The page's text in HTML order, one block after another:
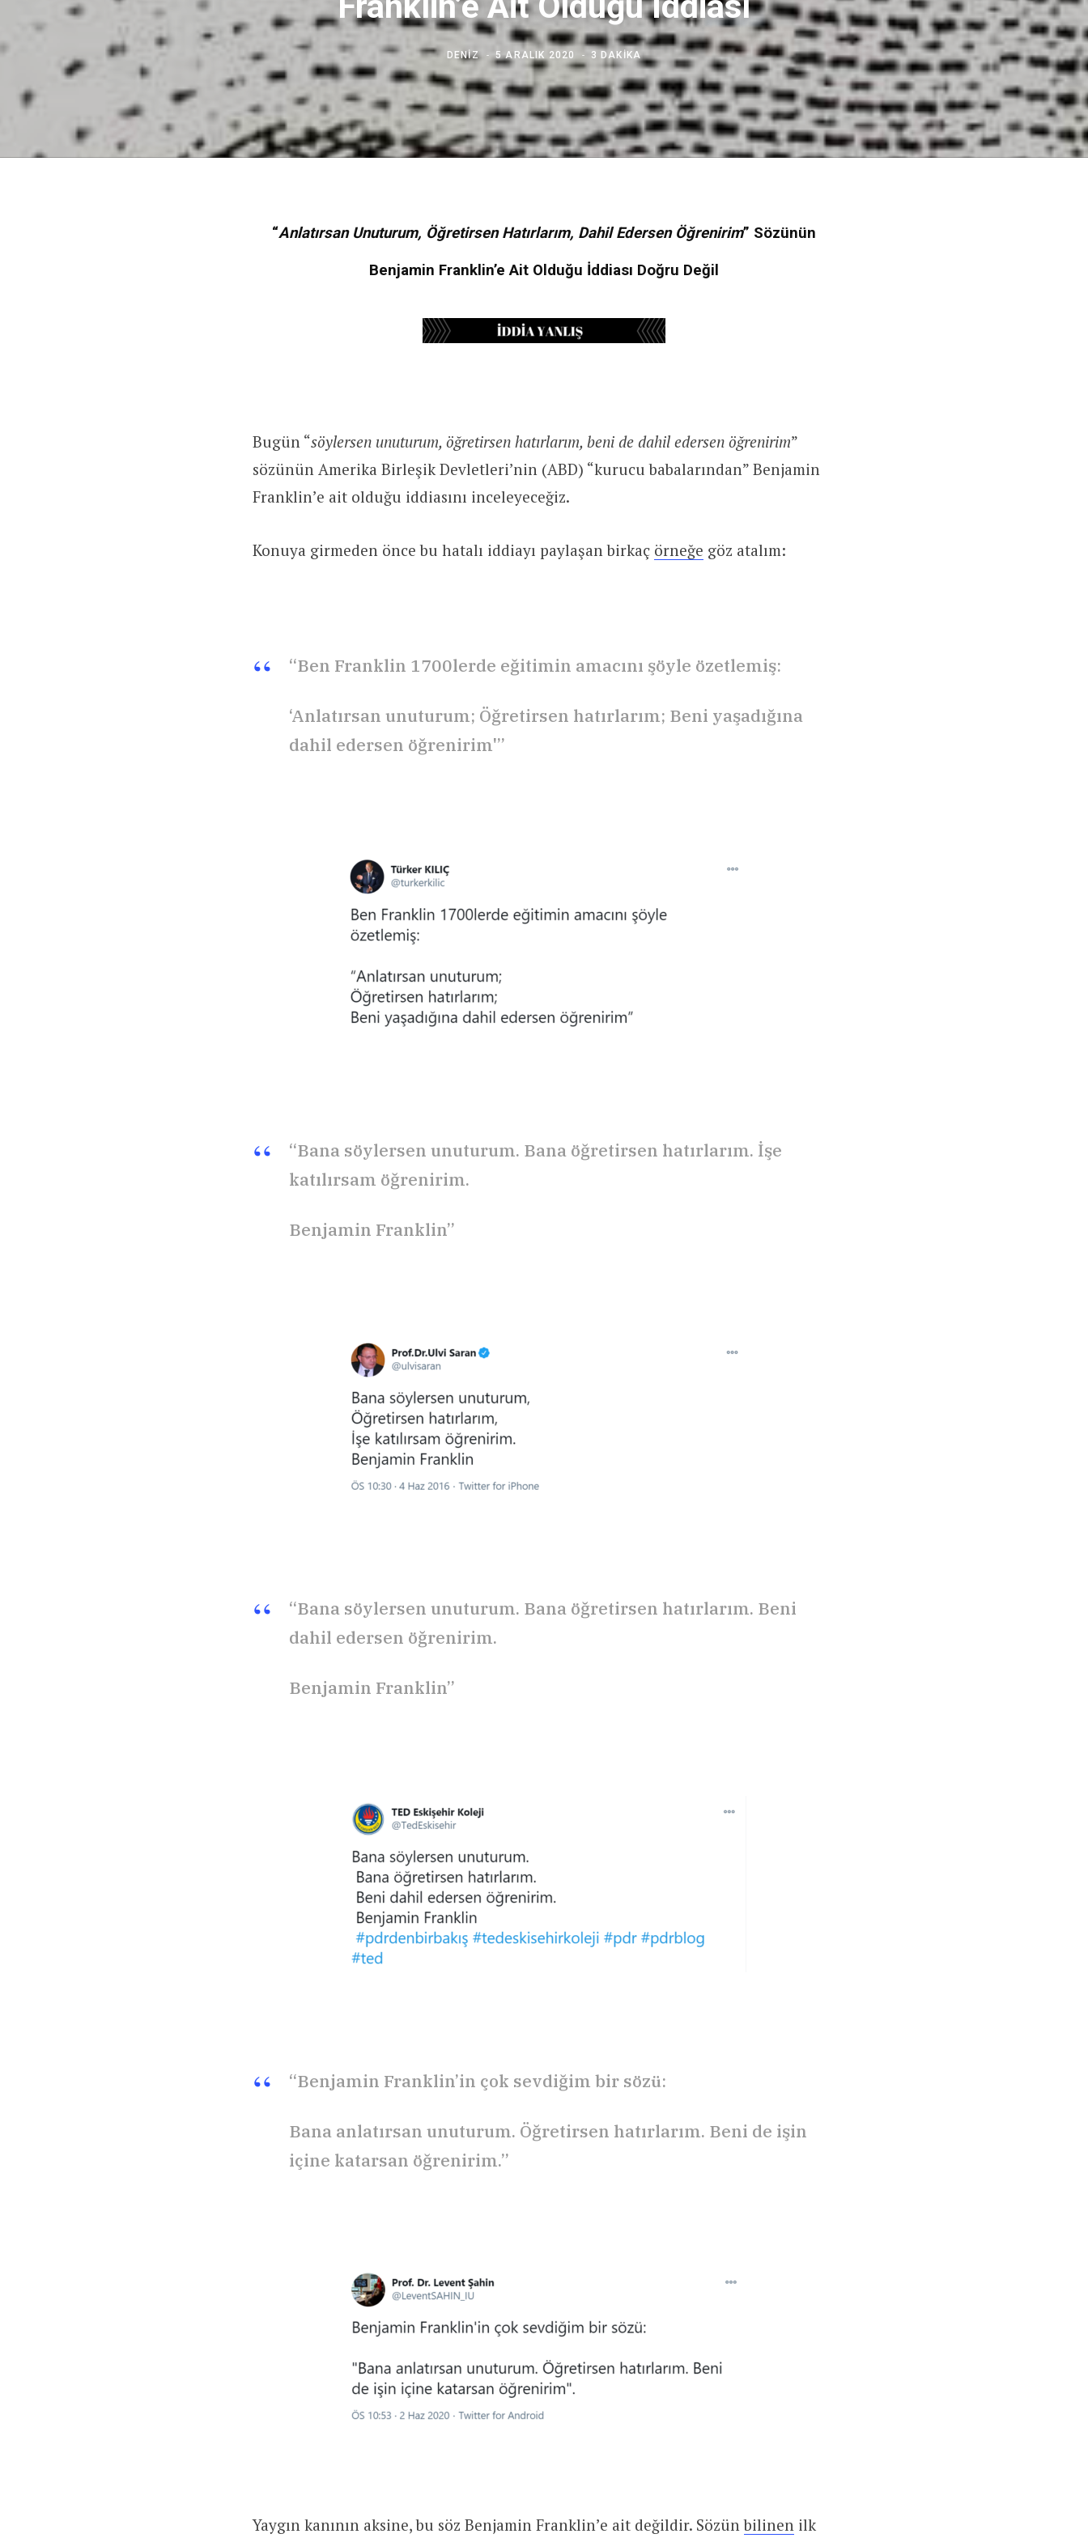
DENIZ 5 ARALIK 2020 3 DAKIKA
“Anlatırsan Unuturum, Öğretirsen Hatırlarım, Dahil Edersen Öğrenirim” Sözünün
Benjamin Franklin’e Ait Olduğu İddiası Doğru Değil
Bugün “söylersen unuturum, öğretirsen hatırlarım, beni de dahil edersen öğrenirim”
sözünün Amerika Birleşik Devletleri’nin (ABD) “kurucu babalarından” Benjamin
Franklin’e ait olduğu iddiasını inceleyeceğiz.
Konuya girmeden önce bu hatalı iddiayı paylaşan birkaç örneğe göz atalım:
“Ben Franklin 1700lerde eğitimin amacını şöyle özetlemiş:
‘Anlatırsan unuturum; Öğretirsen hatırlarım; Beni yaşadığına
dahil edersen öğrenirim'”
“Bana söylersen unuturum. Bana öğretirsen hatırlarım. İşe
katılırsam öğrenirim.
Benjamin Franklin”
“Bana söylersen unuturum. Bana öğretirsen hatırlarım. Beni
dahil edersen öğrenirim.
Benjamin Franklin”
“Benjamin Franklin’in çok sevdiğim bir sözü:
Bana anlatırsan unuturum. Öğretirsen hatırlarım. Beni de işin
içine katarsan öğrenirim.”
Yaygın kanının aksine, bu söz Benjamin Franklin’e ait değildir. Sözünbilinen ilk